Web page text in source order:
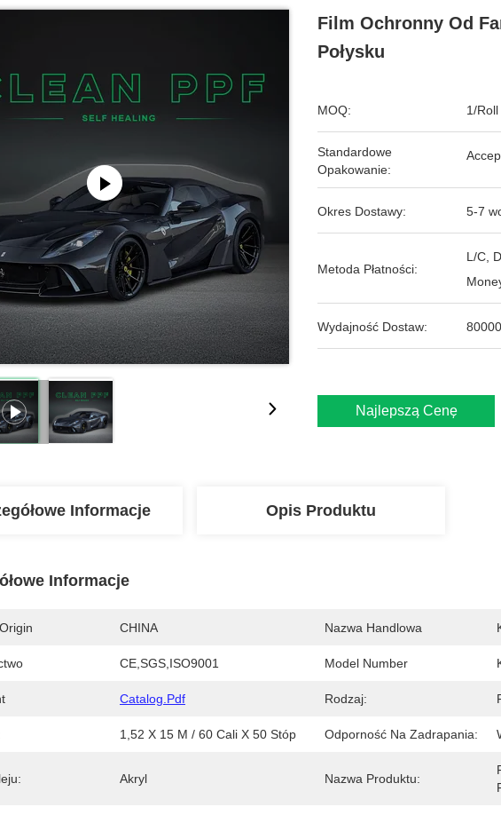
Film Ochronny Od
Połysku
MOQ: 1/Roll
Standardowe
Opakowanie:
Okres Dostawy: 5-7
Metoda Płatności:
L/C,
Wydajność Dostaw:
Najlepszą Cenę
Informacje Opis Produktu
Informacje
CHINA Nazwa Handlowa
CE,SGS,ISO9001 Model Number
Catalog.pdf Rodzaj:
1,52 X 15 M / 60 Cali X 50 Stóp Odporność Na Zadrapania:
Akryl Nazwa Produktu: